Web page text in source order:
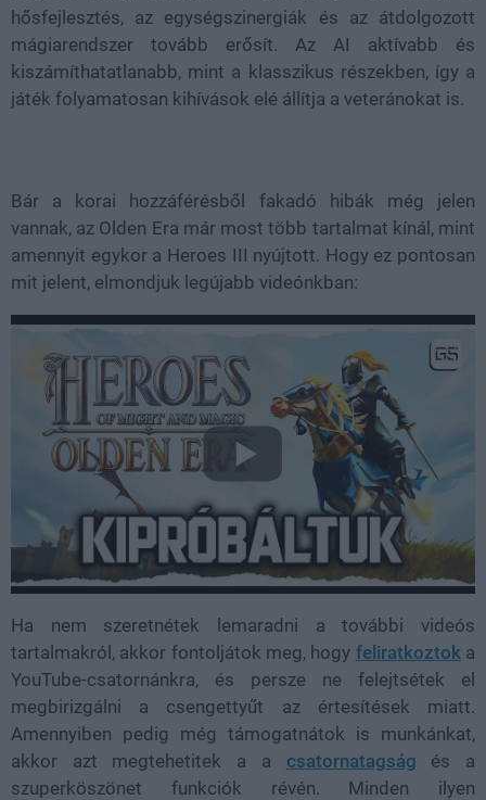
hősfejlesztés, az egységszinergiák és az átdolgozott
mágiarendszer tovább erősít. Az AI aktívabb és
kiszámíthatatlanabb, mint a klasszikus részekben, így a
játék folyamatosan kihívások elé állítja a veteránokat is.
Bár a korai hozzáférésből fakadó hibák még jelen
vannak, az Olden Era már most több tartalmat kínál, mint
amennyit egykor a Heroes III nyújtott. Hogy ez pontosan
mit jelent, elmondjuk legújabb videónkban:
Ha nem szeretnétek lemaradni a további videós
tartalmakról, akkor fontoljátok meg, hogy feliratkoztok a
YouTube-csatornánkra, és persze ne felejtsétek el
megbirizgálni a csengettyűt az értesítések miatt.
Amennyiben pedig még támogatnátok is munkánkat,
akkor azt megtehetitek a a csatornatagság és a
szuperköszönet funkciók révén. Minden ilyen